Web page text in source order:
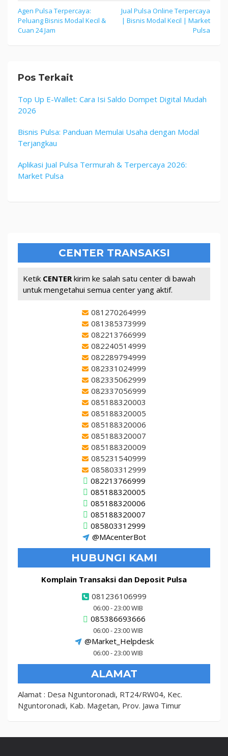
Navigasi
pos
Agen Pulsa Terpercaya:
Peluang Bisnis Modal Kecil &
Cuan 24 Jam
Jual Pulsa Online Terpercaya
| Bisnis Modal Kecil | Market
Pulsa
Pos Terkait
Top Up E-Wallet: Cara Isi Saldo Dompet Digital Mudah
2026
Bisnis Pulsa: Panduan Memulai Usaha dengan Modal
Terjangkau
Aplikasi Jual Pulsa Termurah & Terpercaya 2026:
Market Pulsa
CENTER TRANSAKSI
Ketik CENTERkirim ke salah satu center di bawah
untuk mengetahui semua center yang aktif.
081270264999
081385373999
082213766999
082240514999
082289794999
082331024999
082335062999
082337056999
085188320003
085188320005
085188320006
085188320007
085188320009
085231540999
085803312999
082213766999
085188320005
085188320006
085188320007
085803312999
@MAcenterBot
HUBUNGI KAMI
Komplain Transaksi dan Deposit Pulsa
081236106999
06:00 - 23:00 WIB
085386693666
06:00 - 23:00 WIB
@Market_Helpdesk
06:00 - 23:00 WIB
ALAMAT
Alamat : Desa Nguntoronadi, RT24/RW04, Kec.
Nguntoronadi, Kab. Magetan, Prov. Jawa Timur